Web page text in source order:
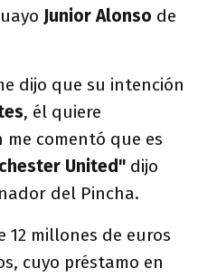
Junior Alonso de
dijo que su intención
, él quiere
me comentó que es
United" dijo
del Pincha.
12 millones de euros
cuyo préstamo en